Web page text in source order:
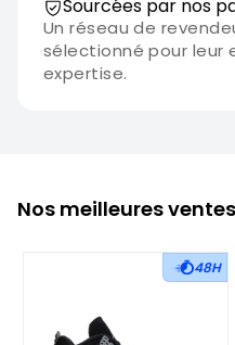
Sourcées par nos
Un réseau de
sélectionné pour leur
expertise.
Nos meilleures ventes
48H